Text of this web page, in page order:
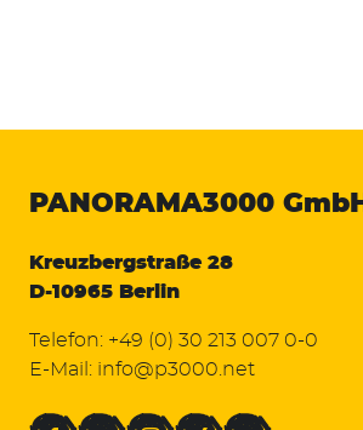
PANORAMA3000
Kreuzbergstraße 28
D-10965 Berlin
Telefon: +49 (0) 30 213 007 0-0
E-Mail: info@p3000.net
FacebookTwitterInstagramXing LinkedIn